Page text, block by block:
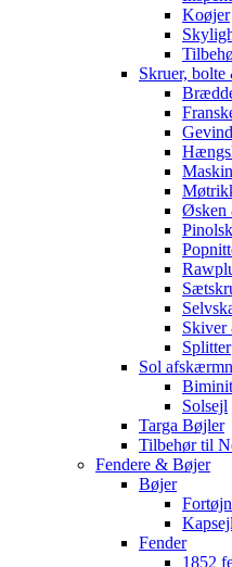
Koøjer
Skruer,
Øsken
Skiver
Splitter
Sol
Solsejl
Targa Bøjler
Tilbehør til
Fendere & Bøjer
Bøjer
Fender
1852